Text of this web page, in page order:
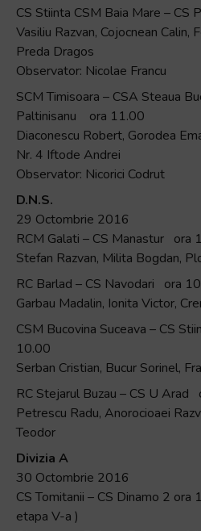
interact
with
the
content.
CS Stiinta CSM Baia Mare –
Vasiliu Razvan, Cojocnean
Preda Dragos
Observator: Nicolae Francu
SCM Timisoara – CSA Steaua
Paltinisanu ora 11.00
Diaconescu Robert, Gorodea
Nr. 4 Iftode Andrei
Observator: Nicorici Codrut
D.N.S.
29 Octombrie 2016
RCM Galati – CS Manastur ora
Stefan Razvan, Milita Bogdan,
RC Barlad – CS Navodari ora
Garbau Madalin, Ionita Victor,
CSM Bucovina Suceava – CS
10.00
Serban Cristian, Bucur Sorinel,
RC Stejarul Buzau – CS U Arad
Petrescu Radu, Anorocioaei
Teodor
Divizia A
30 Octombrie 2016
CS Tomitanii – CS Dinamo 2
etapa V-a )